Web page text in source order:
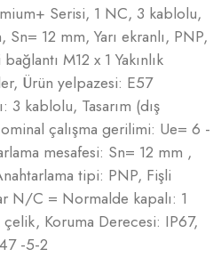
Serisi, 1 NC, 3 kablolu,
12 mm, Yarı ekranlı, PNP,
M12 x 1 Yakınlık
Ürün yelpazesi: E57
3 kablolu, Tasarım (dış
çalışma gerilimi: Ue= 6 -
mesafesi: Sn= 12 mm ,
tipi: PNP, Fişli
N/C = Normalde kapalı: 1
Koruma Derecesi: IP67,
-5-2